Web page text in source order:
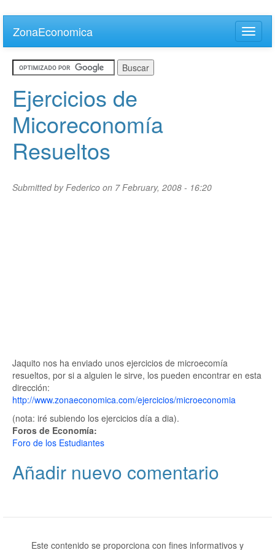
main
content
ZonaEconomica
Toggle
Ejercicios de
Micoreconomía
Resueltos
Submitted byFederico on 7 February, 2008 - 16:20
Jaquito nos ha enviado unos ejercicios de microecomía
resueltos, por si a alguien le sirve, los pueden encontrar en esta
dirección:
http://www.zonaeconomica.com/ejercicios/microeconomia
(nota: iré subiendo los ejercicios día a dia).
Foros de Economía:
Foro de los Estudiantes
Añadir nuevo comentario
Este contenido se proporciona con fines informativos y